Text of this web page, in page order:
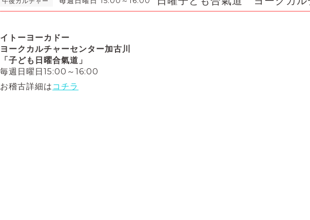
イトーヨーカドー
ヨークカルチャーセンター加古川
「子ども日曜合氣道」
毎週日曜日15:00～16:00
お稽古詳細は コチラ